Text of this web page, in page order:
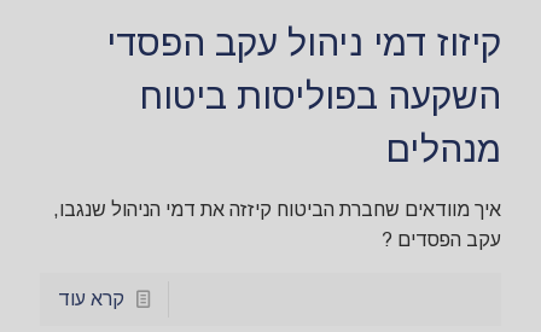
קיזוז דמי ניהול עקב הפסדי
השקעה בפוליסות ביטוח
מנהלים
איך מוודאים שחברת הביטוח קיזזה את דמי הניהול שנגבו,
עקב הפסדים ?
קרא עוד